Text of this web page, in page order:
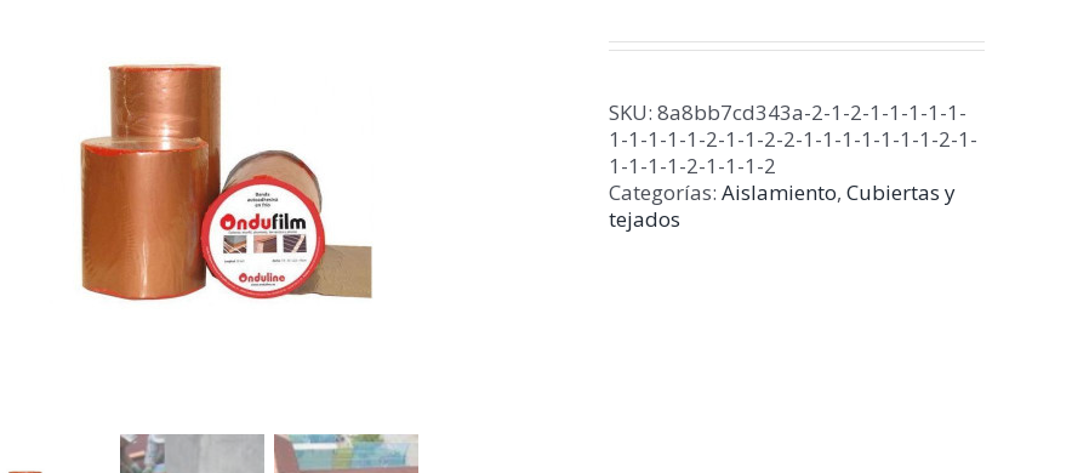
SKU: 8a8bb7cd343a-2-1-2-1-1-1-1-1-
1-1-1-1-1-2-1-1-2-2-1-1-1-1-1-1-1-2-1-
1-1-1-1-2-1-1-1-2
Categorías: Aislamiento, Cubiertas y
tejados